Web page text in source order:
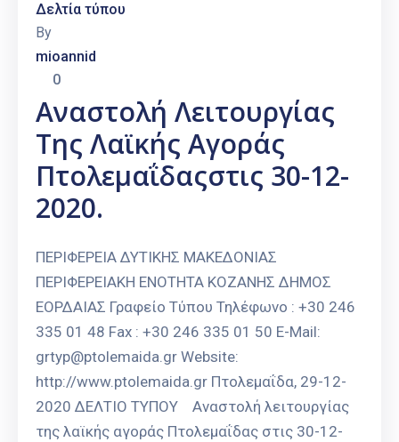
Δελτία τύπου
By
mioannid
0
Αναστολή Λειτουργίας
Της Λαϊκής Αγοράς
Πτολεμαΐδαςστις 30-12-
2020.
ΠΕΡΙΦΕΡΕΙΑ ΔΥΤΙΚΗΣ ΜΑΚΕΔΟΝΙΑΣ
ΠΕΡΙΦΕΡΕΙΑΚΗ ΕΝΟΤΗΤΑ ΚΟΖΑΝΗΣ ΔΗΜΟΣ
ΕΟΡΔΑΙΑΣ Γραφείο Τύπου Τηλέφωνο : +30 246
335 01 48 Fax : +30 246 335 01 50 E-Mail:
grtyp@ptolemaida.gr Website:
http://www.ptolemaida.gr Πτολεμαΐδα, 29-12-
2020 ΔΕΛΤΙΟ ΤΥΠΟΥ Αναστολή λειτουργίας
της λαϊκής αγοράς Πτολεμαΐδας στις 30-12-